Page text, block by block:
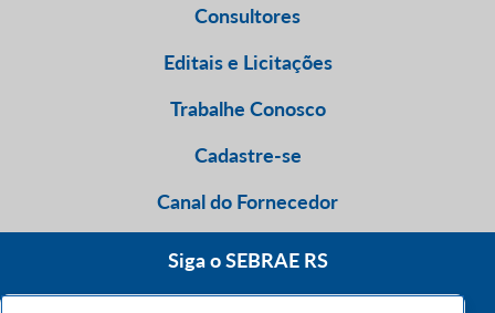
Consultores
Editais e Licitações
Trabalhe Conosco
Cadastre-se
Canal do Fornecedor
Siga o SEBRAE RS